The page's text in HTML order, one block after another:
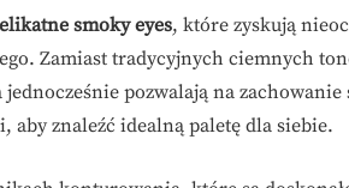
smoky eyes, które zyskują
Zamiast tradycyjnych ciemnych
pozwalają na
znaleźć idealną paletę dla siebie.